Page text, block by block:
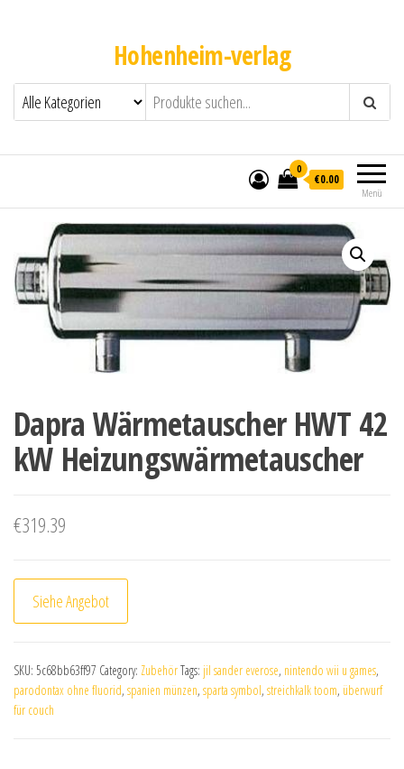
Hohenheim-verlag
Menü
0
€0.00
Dapra Wärmetauscher HWT 42
kW Heizungswärmetauscher
€319.39
Siehe Angebot
SKU: 5c68bb63ff97 Category: ZubehörTags: jil sander everose, nintendo wii u games,
parodontax ohne fluorid, spanien münzen, sparta symbol, streichkalk toom, überwurf
für couch